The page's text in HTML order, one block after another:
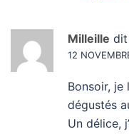
Milleille
12
Bonsoir,
dégustés
Un délice,